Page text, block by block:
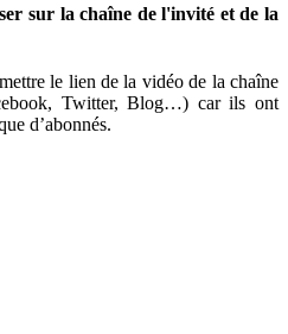
sur la chaîne de l'invité et de la
le lien de la vidéo de la chaîne
Twitter, Blog…) car ils ont
d’abonnés.